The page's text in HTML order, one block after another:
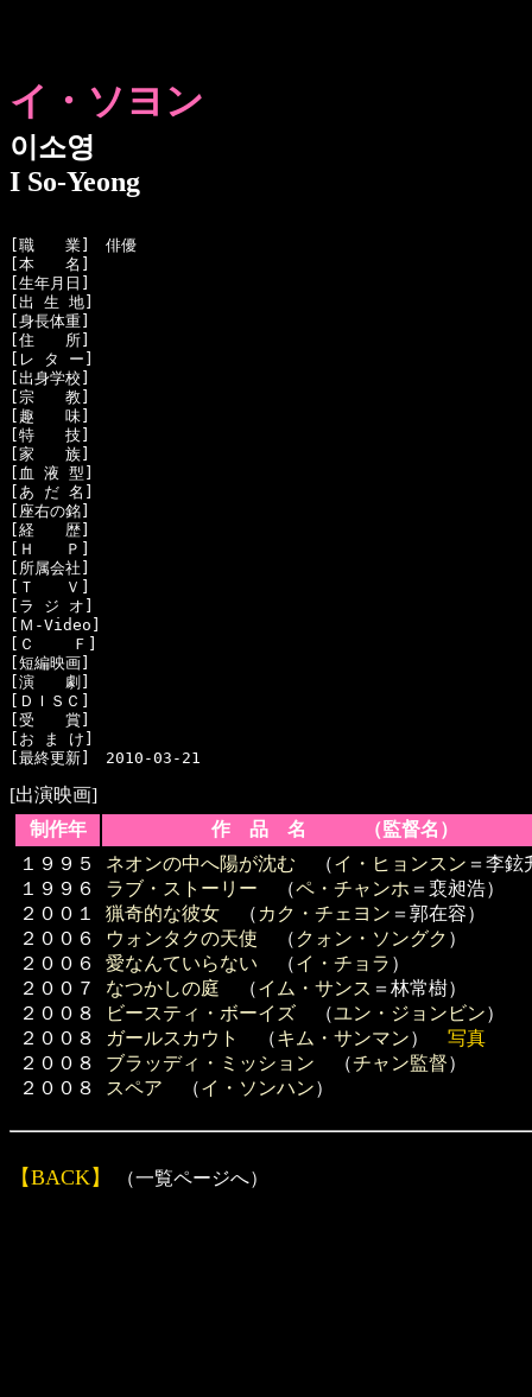
イ・ソヨン
이소영
I So-Yeong
[職　　業]　俳優
[本　　名]
[生年月日]
[出 生 地]
[身長体重]
[住　　所]
[レ タ ー]
[出身学校]
[宗　　教]
[趣　　味]
[特　　技]
[家　　族]
[血 液 型]
[あ だ 名]
[座右の銘]
[経　　歴]
[Ｈ　　Ｐ]
[所属会社]
[Ｔ　　Ｖ]
[ラ ジ オ]
[Ｍ-Video]
[Ｃ    Ｆ]
[短編映画]
[演　　劇]
[ＤＩＳＣ]
[受　　賞]
[お ま け]
[出演映画]
制作年
作 品 名 （監督名）
１９９５
１９９６
２００１
２００６
２００６
２００７
２００８
２００８
２００８
２００８
ネオンの中へ陽が沈む （イ・ヒョンスン ＝李鉉
ラブ・ストーリー （ペ・チャンホ ＝裵昶浩）
猟奇的な彼女 （ カク・チェヨン ＝郭在容）
ウォンタクの天使 （ クォン・ソングク ）
愛なんていらない （イ・チョラ ）
なつかしの庭 （イム・サンス ＝林常樹）
ビースティ・ボーイズ （ユン・ジョンビン）
ガールスカウト
（キム・サンマン）写真
ブラッディ・ミッション （チャン監督）
スペア （イ・ソンハン）
【BACK】 （一覧ページへ）